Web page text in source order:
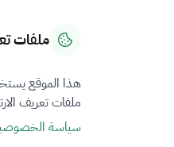
ملفات
هذا الموقع
ملفات تعريف
سياسة